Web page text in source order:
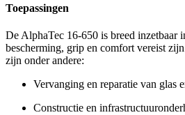
Toepassingen
De AlphaTec 16-650 is breed inzetbaar
bescherming, grip en comfort vereist
zijn onder andere:
Vervanging en reparatie van glas
Constructie en